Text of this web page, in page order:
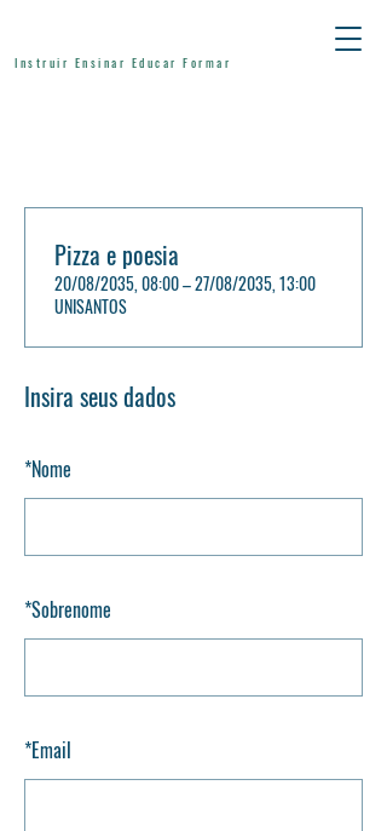
Instruir Ensinar Educar Formar
Insira seus dados
*Nome
*Sobrenome
*Email
Pizza e poesia
20/08/2035, 08:00 – 27/08/2035, 13:00
UNISANTOS